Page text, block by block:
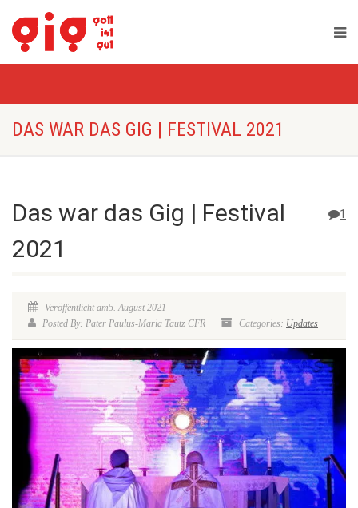
DAS WAR DAS GIG | FESTIVAL 2021
1
Das war das Gig | Festival
2021
Veröffentlicht am5. August 2021
Posted By: Pater Paulus-Maria Tautz CFR
Categories: Updates